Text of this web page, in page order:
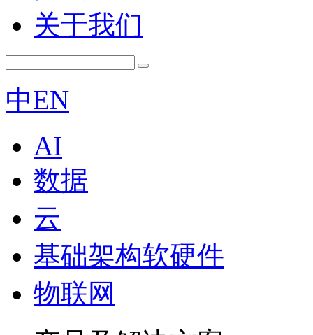
关于我们
中EN
AI
数据
云
基础架构软硬件
物联网